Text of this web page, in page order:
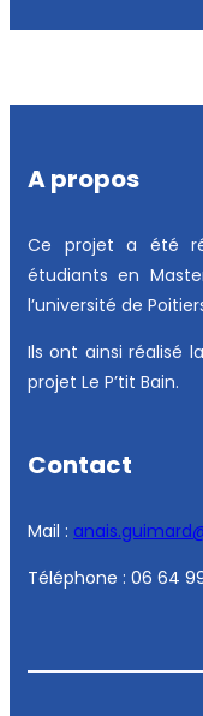
A propos
Ce projet a été
étudiants en
l’université de
Ils ont ainsi réalisé
projet Le P’tit Bain.
Contact
Mail :
Téléphone : 06 64